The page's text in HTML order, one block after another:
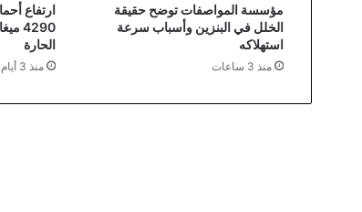
مؤسسة المواصفات توضح حقيقة
الخلل في البنزين وأسباب سرعة
استهلاكه
منذ 3 ساعات
ارتفاع
الحارة
منذ 3 أيام